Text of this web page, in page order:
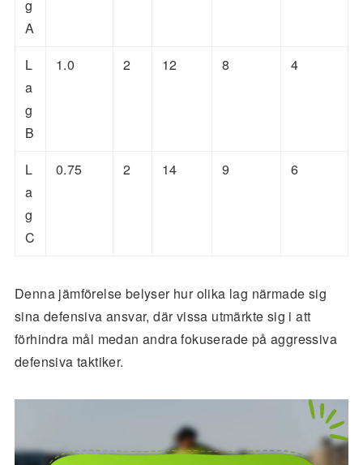
g
A
L
a
g
B
1.0 2 12 8 4
L
a
g
C
0.75 2 14 9 6
Denna jämförelse belyser hur olika lag närmade sig
sina defensiva ansvar, där vissa utmärkte sig i att
förhindra mål medan andra fokuserade på aggressiva
defensiva taktiker.